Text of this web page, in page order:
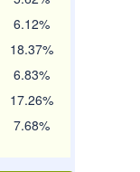
6.12%
18.37%
6.83%
17.26%
7.68%